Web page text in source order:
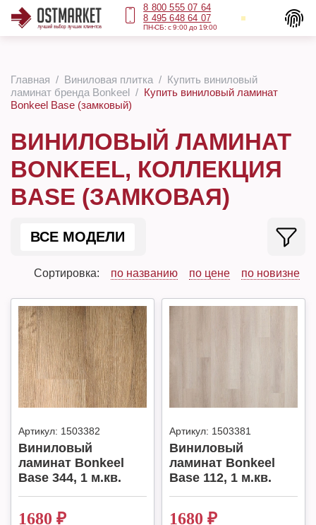
8 800 555 07 64
8 495 648 64 07
ПН-СБ: с 9:00 до 19:00
Главная Виниловая плитка
Купить виниловый
ламинат бренда Bonkeel
Купить виниловый ламинат
Bonkeel Base (замковый)
ВИНИЛОВЫЙ ЛАМИНАТ
BONKEEL, КОЛЛЕКЦИЯ
BASE (ЗАМКОВАЯ)
ВСЕ МОДЕЛИ
Сортировка: по названию по цене по новизне
Артикул: 1503382
Виниловый
ламинат Bonkeel
Base 344, 1 м.кв.
1680 ₽
Артикул: 1503381
Виниловый
ламинат Bonkeel
Base 112, 1 м.кв.
1680 ₽